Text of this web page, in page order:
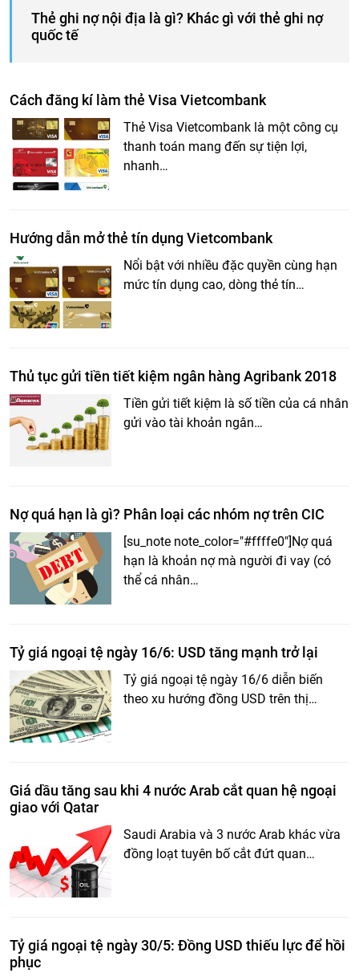
Thẻ ghi nợ nội địa là gì? Khác gì với thẻ ghi nợ
quốc tế
Cách đăng kí làm thẻ Visa Vietcombank
Thẻ Visa Vietcombank là một công cụ
thanh toán mang đến sự tiện lợi,
nhanh…
Hướng dẫn mở thẻ tín dụng Vietcombank
Nổi bật với nhiều đặc quyền cùng hạn
mức tín dụng cao, dòng thẻ tín…
Thủ tục gửi tiền tiết kiệm ngân hàng Agribank 2018
Tiền gửi tiết kiệm là số tiền của cá nhân
gửi vào tài khoản ngân…
Nợ quá hạn là gì? Phân loại các nhóm nợ trên CIC
[su_note note_color="#ffffe0"]Nợ quá
hạn là khoản nợ mà người đi vay (có
thể cá nhân…
Tỷ giá ngoại tệ ngày 16/6: USD tăng mạnh trở lại
Tỷ giá ngoại tệ ngày 16/6 diễn biến
theo xu hướng đồng USD trên thị…
Giá dầu tăng sau khi 4 nước Arab cắt quan hệ ngoại
giao với Qatar
Saudi Arabia và 3 nước Arab khác vừa
đồng loạt tuyên bố cắt đứt quan…
Tỷ giá ngoại tệ ngày 30/5: Đồng USD thiếu lực để hồi
phục